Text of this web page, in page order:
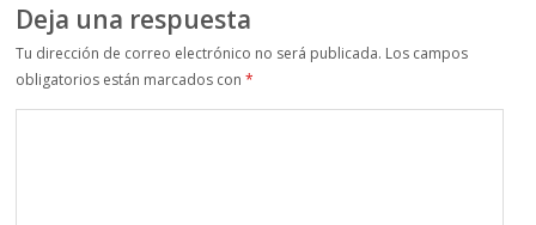
Deja una respuesta
Tu dirección de correo electrónico no será publicada. Los campos
obligatorios están marcados con*